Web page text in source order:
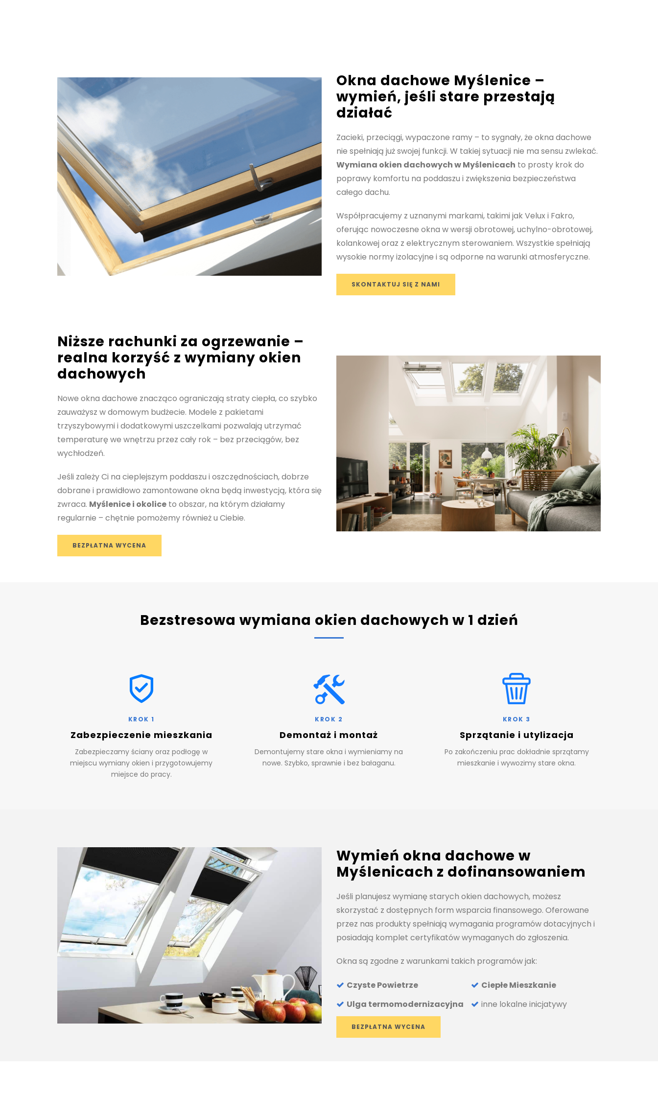
pokój, posprzątali po montażu,
wszelkiego rodzaju śmieci, kartony i
do utylizacji. Nie mam się do
Sprawdziłem oferty 3 firm
wyszli pośrodku a wybrałem ich ze
na bardzo dobre opinie i to się
Bardzo sympatyczny i życzliwy
Zdecydowanie polecam.
Okna dachowe Myślenice –
wymień, jeśli stare przestają
działać
Zacieki, przeciągi, wypaczone ramy – to sygnały, że okna dachowe
nie spełniają już swojej funkcji. W takiej sytuacji nie ma sensu zwlekać.
Wymiana okien dachowych w Myślenicach to prosty krok do
poprawy komfortu na poddaszu i zwiększenia bezpieczeństwa
całego dachu.
Współpracujemy z uznanymi markami, takimi jak Velux i Fakro,
oferując nowoczesne okna w wersji obrotowej, uchylno-obrotowej,
kolankowej oraz z elektrycznym sterowaniem. Wszystkie spełniają
wysokie normy izolacyjne i są odporne na warunki atmosferyczne.
SKONTAKTUJ SIĘ Z NAMI
Niższe rachunki za ogrzewanie –
realna korzyść z wymiany okien
dachowych
Nowe okna dachowe znacząco ograniczają straty ciepła, co szybko
zauważysz w domowym budżecie. Modele z pakietami
trzyszybowymi i dodatkowymi uszczelkami pozwalają utrzymać
temperaturę we wnętrzu przez cały rok – bez przeciągów, bez
wychłodzeń.
Jeśli zależy Ci na cieplejszym poddaszu i oszczędnościach, dobrze
dobrane i prawidłowo zamontowane okna będą inwestycją, która się
zwraca. Myślenice i okolice to obszar, na którym działamy
regularnie – chętnie pomożemy również u Ciebie.
BEZPŁATNA WYCENA
Bezstresowa wymiana okien dachowych w 1 dzień
KROK 1
Zabezpieczenie mieszkania
Zabezpieczamy ściany oraz podłogę w
miejscu wymiany okien i przygotowujemy
miejsce do pracy.
KROK 2
Demontaż i montaż
Demontujemy stare okna i wymieniamy na
nowe. Szybko, sprawnie i bez bałaganu.
KROK 3
Sprzątanie i utylizacja
Po zakończeniu prac dokładnie sprzątamy
mieszkanie i wywozimy stare okna.
Wymień okna dachowe w
Myślenicach z dofinansowaniem
Jeśli planujesz wymianę starych okien dachowych, możesz
skorzystać z dostępnych form wsparcia finansowego. Oferowane
przez nas produkty spełniają wymagania programów dotacyjnych i
posiadają komplet certyfikatów wymaganych do zgłoszenia.
Okna są zgodne z warunkami takich programów jak:
Czyste Powietrze
Ciepłe Mieszkanie
Ulga termomodernizacyjna
inne lokalne inicjatywy
BEZPŁATNA WYCENA